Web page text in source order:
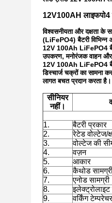
12V100AH ​​लाइफपो4
विश्वसनीयता और दक्षता के
(LiFePO4) बैटरी विभिन्न
12V 100Ah LiFePO4
उपकरण, मनोरंजक वाहन
12V 100Ah LiFePO4
डिस्चार्ज चक्रों का सामना
लागत बचत प्रदान करता है।
सीनियर
नहीं।
1.
बैटरी प्रकार
2.
रेटेड वोल्टेज/
3.
वोल्टेज की
4.
वज़न
5.
आकार
6.
कैथोड
7.
एनोड सामग्री
8.
इलेक्ट्रोलाइट
9.
वर्किंग टेम्परेचर